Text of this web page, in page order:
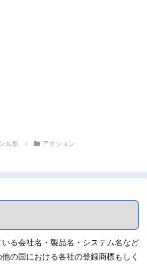
ル別 アクション
る会社名・製品名・システム名など
の国における各社の登録商標もしく